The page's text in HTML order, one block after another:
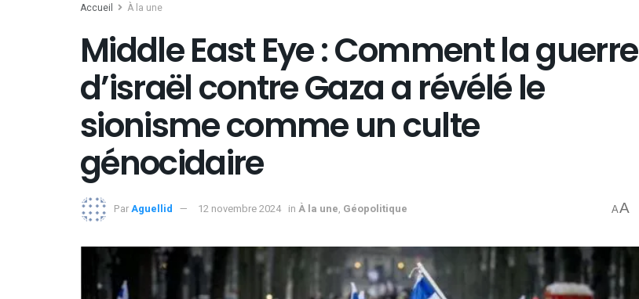
Accueil À la une
Middle East Eye : Comment la guerre
d’israël contre Gaza a révélé le
sionisme comme un culte
génocidaire
ParAguellid 12 novembre 2024 in À la une, Géopolitique AA